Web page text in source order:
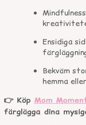
Ensidiga
Bekväm
hemma
👉 Köp Mom
färglägga dina